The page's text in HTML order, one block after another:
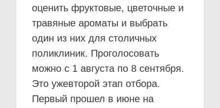
оценить фруктовые, цветочные и
травяные ароматы и выбрать
один из них для столичных
поликлиник. Проголосовать
можно с 1 августа по 8 сентября.
Это ужевторой этап отбора.
Первый прошел в июне на